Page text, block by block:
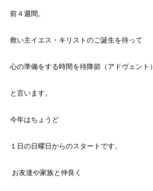
前４週間。
救い主イエス・キリストのご誕生を待って
心の準備をする時間を待降節（アドヴェント）
と言います。
今年はちょうど
１日の日曜日からのスタートです。
お友達や家族と仲良く